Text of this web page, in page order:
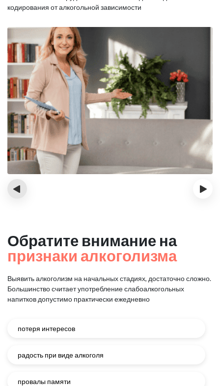
кодирования от алкогольной зависимости
‹ ›
Обратите внимание на
признаки алкоголизма
Выявить алкоголизм на начальных стадиях, достаточно сложно.
Большинство считает употребление слабоалкогольных
напитков допустимо практически ежедневно
потеря интересов
радость при виде алкоголя
провалы памяти